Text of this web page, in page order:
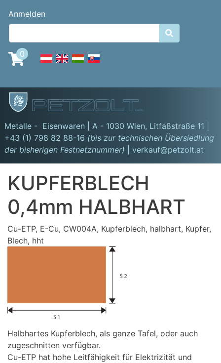
Benutzermenü
Anmelden

0
GmbH
Metalle - Eisenwaren | A - 1030 Wien, Litfaßstraße 11
+43 (1) 798 82 88-16 (bis zur technischen Übersiedlung
der bisherigen Festnetznummer)
| verkauf@petzolt.at
KUPFERBLECH
0,4mm HALBHART
Cu-ETP, E-Cu, CW004A, Kupferblech, halbhart, Kupfer,
Blech, hht
Halbhartes Kupferblech, als ganze Tafel, oder auch
zugeschnitten verfügbar.
Cu-ETP hat hohe Leitfähigkeit für Elektrizität und